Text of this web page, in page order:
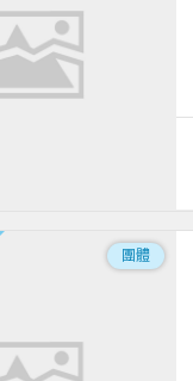
團體